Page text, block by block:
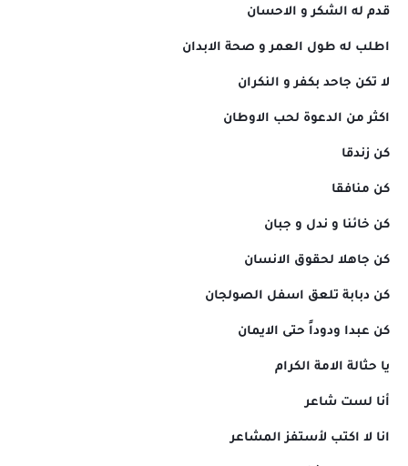
قدم له الشكر و الاحسان
اطلب له طول العمر و صحة الابدان
لا تكن جاحد بكفر و النكران
اكثر من الدعوة لحب الاوطان
كن زندقا
كن منافقا
كن خائنا و ندل و جبان
كن جاهلا لحقوق الانسان
كن دبابة تلعق اسفل الصولجان
كن عبدا ودوداً حتى الايمان
يا حثالة الامة الكرام
أنا لست شاعر
انا لا اكتب لأستفز المشاعر